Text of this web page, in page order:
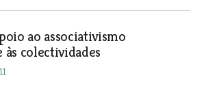
ao associativismo
às colectividades